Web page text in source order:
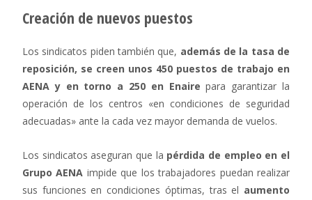
Creación de nuevos puestos
Los sindicatos piden también que, además de la tasa de
reposición, se creen unos 450 puestos de trabajo en
AENA y en torno a 250 en Enaire para garantizar la
operación de los centros «en condiciones de seguridad
adecuadas» ante la cada vez mayor demanda de vuelos.
Los sindicatos aseguran que la pérdida de empleo en el
Grupo AENA impide que los trabajadores puedan realizar
sus funciones en condiciones óptimas, tras el aumento